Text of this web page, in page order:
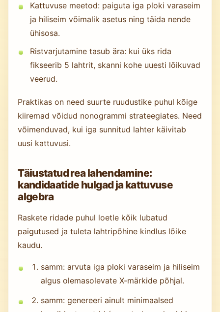
Kattuvuse meetod: paiguta iga ploki varaseim
ja hiliseim võimalik asetus ning täida nende
ühisosa.
Ristvarjutamine tasub ära: kui üks rida
fikseerib 5 lahtrit, skanni kohe uuesti lõikuvad
veerud.
Praktikas on need suurte ruudustike puhul kõige
kiiremad võidud nonogrammi strateegiates. Need
võimenduvad, kui iga sunnitud lahter käivitab
uusi kattuvusi.
Täiustatud rea lahendamine:
kandidaatide hulgad ja kattuvuse
algebra
Raskete ridade puhul loetle kõik lubatud
paigutused ja tuleta lahtripõhine kindlus lõike
kaudu.
samm: arvuta iga ploki varaseim ja hiliseim
algus olemasolevate X-märkide põhjal.
samm: genereeri ainult minimaalsed